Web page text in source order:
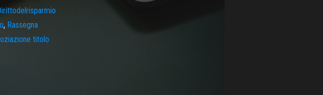
, Rassegna
titolo